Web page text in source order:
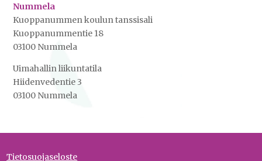
Nummela
Kuoppanummen koulun tanssisali
Kuoppanummentie 18
03100 Nummela
Uimahallin liikuntatila
Hiidenvedentie 3
03100 Nummela
Tietosuojaseloste